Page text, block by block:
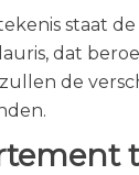
staat
dat
de